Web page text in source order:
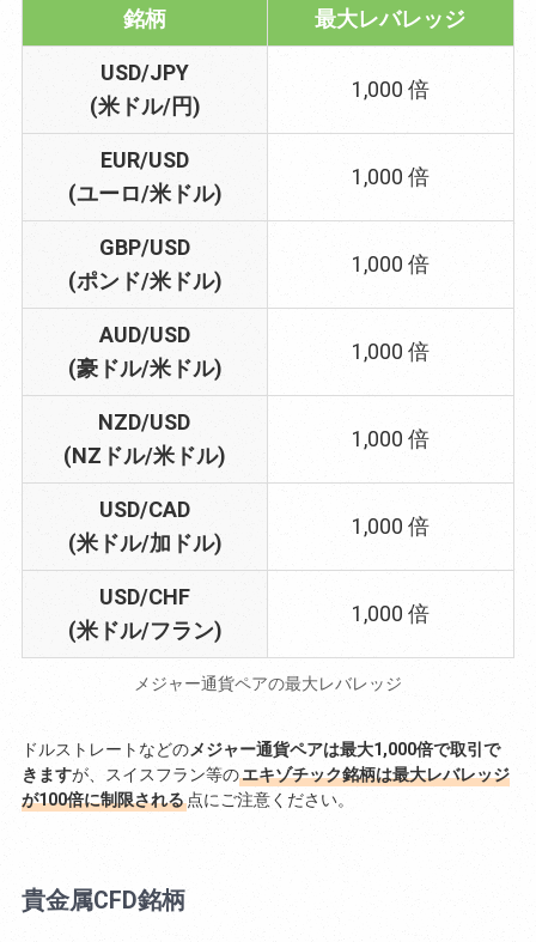
銘柄 最大レバレッジ
USD/JPY
(米ドル/円)
1,000 倍
EUR/USD
(ユーロ/米ドル)
1,000 倍
GBP/USD
(ポンド/米ドル)
1,000 倍
AUD/USD
(豪ドル/米ドル)
1,000 倍
NZD/USD
(NZドル/米ドル)
1,000 倍
USD/CAD
(米ドル/加ドル)
1,000 倍
USD/CHF
(米ドル/フラン)
1,000 倍
メジャー通貨ペアの最大レバレッジ
ドルストレートなどのメジャー通貨ペアは最大1,000倍で取引で
きますが、スイスフラン等のエキゾチック銘柄は最大レバレッジ
が100倍に制限される点にご注意ください。
貴金属CFD銘柄